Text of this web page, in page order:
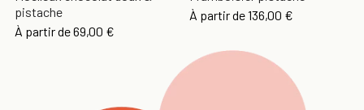
pistache
À partir de69,00 €
À partir de136,00 €